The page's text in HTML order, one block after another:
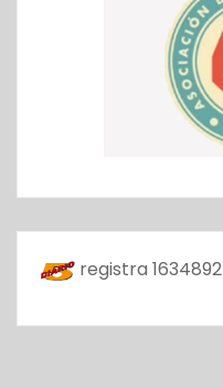
registra 1634892